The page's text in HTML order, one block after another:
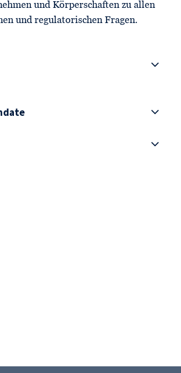
und Körperschaften zu allen
und regulatorischen Fragen.